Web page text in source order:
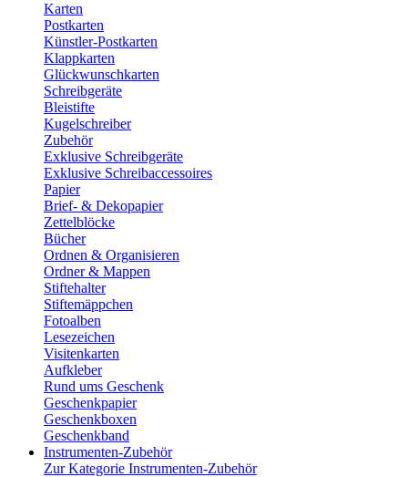
Karten
Postkarten
Künstler-Postkarten
Klappkarten
Glückwunschkarten
Schreibgeräte
Bleistifte
Kugelschreiber
Zubehör
Exklusive Schreibgeräte
Exklusive Schreibaccessoires
Papier
Brief- & Dekopapier
Zettelblöcke
Bücher
Ordnen & Organisieren
Ordner & Mappen
Stiftehalter
Stiftemäppchen
Fotoalben
Lesezeichen
Visitenkarten
Aufkleber
Rund ums Geschenk
Geschenkpapier
Geschenkboxen
Geschenkband
Instrumenten-Zubehör
Zur Kategorie Instrumenten-Zubehör